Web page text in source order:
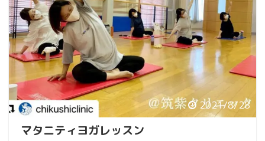
2021/8/28
マタニティヨガレッスン